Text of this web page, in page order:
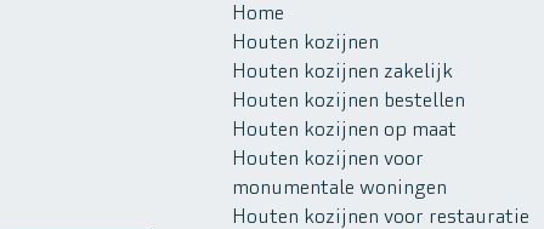
Home
Houten kozijnen
Houten kozijnen zakelijk
Houten kozijnen bestellen
Houten kozijnen op maat
Houten kozijnen voor
monumentale woningen
Houten kozijnen voor restauratie